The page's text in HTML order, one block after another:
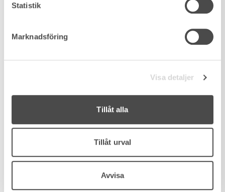
Statistik
Marknadsföring
Visa detaljer
Tillåt alla
Tillåt urval
Avvisa
MÁLAGA, MARBELLA